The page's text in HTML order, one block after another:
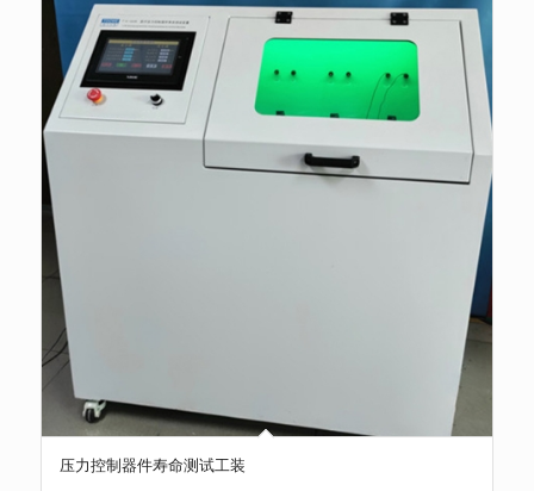
压力控制器件寿命测试工装